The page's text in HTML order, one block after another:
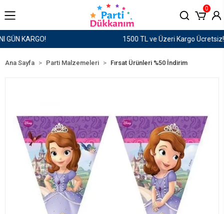
1500 TL ve Üzeri Kargo Ücretsiz!
0
Ana Sayfa Parti Malzemeleri Fırsat Ürünleri %50 İndirim